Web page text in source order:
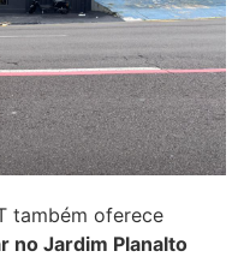
também oferece
no Jardim Planalto